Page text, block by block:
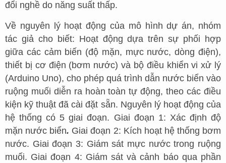
đổi nghề do năng suất thấp.
Về nguyên lý hoạt động của mô hình dự án, nhóm
tác giả cho biết: Hoạt động dựa trên sự phối hợp
giữa các cảm biến (độ mặn, mực nước, dòng điện),
thiết bị cơ điện (bơm nước) và bộ điều khiển vi xử lý
(Arduino Uno), cho phép quá trình dẫn nước biển vào
ruộng muối diễn ra hoàn toàn tự động, theo các điều
kiện kỹ thuật đã cài đặt sẵn. Nguyên lý hoạt động của
hệ thống có 5 giai đoạn. Giai đoạn 1: Xác định độ
mặn nước biển. Giai đoạn 2: Kích hoạt hệ thống bơm
nước. Giai đoạn 3: Giám sát mực nước trong ruộng
muối. Giai đoạn 4: Giám sát và cảnh báo qua phần